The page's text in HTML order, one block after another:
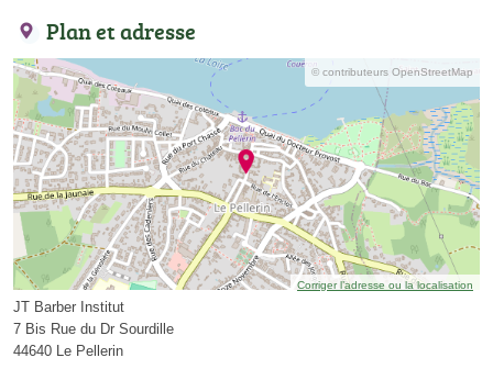
Plan et adresse
© contributeurs OpenStreetMap
Corriger l’adresse ou la localisation
JT Barber Institut
7 Bis Rue du Dr Sourdille
44640 Le Pellerin